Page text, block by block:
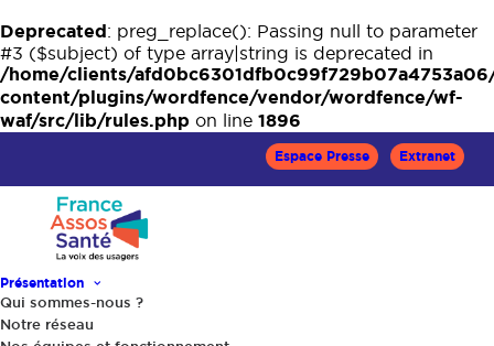
Deprecated: preg_replace(): Passing null to parameter
#3 ($subject) of type array|string is deprecated in
/home/clients/
content/plugins/wordfence/vendor/wordfence/wf-
waf/src/lib/rules.php on line 1896
Espace Presse Extranet
Présentation
Qui sommes-nous ?
Notre réseau
Accueil